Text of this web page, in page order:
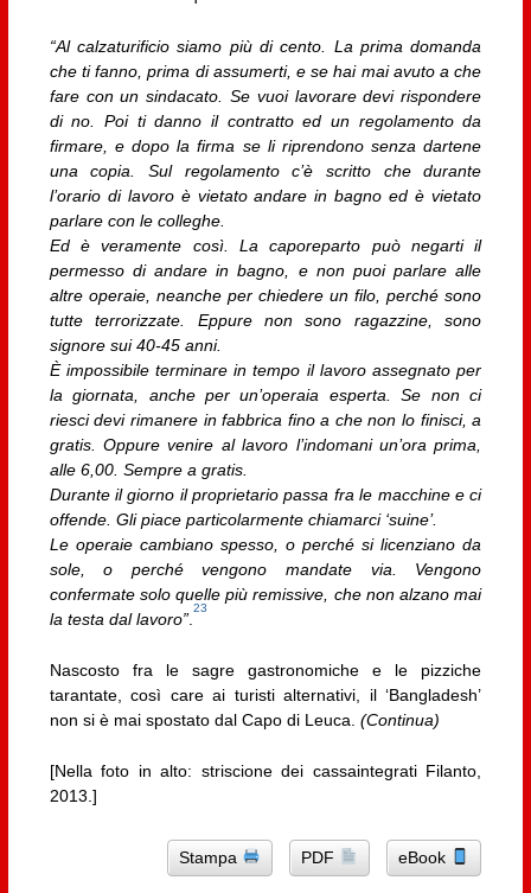
“Al calzaturificio siamo più di cento. La prima domanda
che ti fanno, prima di assumerti, e se hai mai avuto a che
fare con un sindacato. Se vuoi lavorare devi rispondere
di no. Poi ti danno il contratto ed un regolamento da
firmare, e dopo la firma se li riprendono senza dartene
una copia. Sul regolamento c’è scritto che durante
l’orario di lavoro è vietato andare in bagno ed è vietato
parlare con le colleghe.
Ed è veramente così. La caporeparto può negarti il
permesso di andare in bagno, e non puoi parlare alle
altre operaie, neanche per chiedere un filo, perché sono
tutte terrorizzate. Eppure non sono ragazzine, sono
signore sui 40-45 anni.
È impossibile terminare in tempo il lavoro assegnato per
la giornata, anche per un’operaia esperta.Se non ci
riesci devi rimanere in fabbrica fino a che non lo finisci, a
gratis. Oppure venire al lavoro l’indomani un’ora prima,
alle 6,00. Sempre a gratis.
Durante il giorno il proprietario passa fra le macchine e ci
offende. Gli piace particolarmente chiamarci ‘suine’.
Le operaie cambiano spesso, o perché si licenziano da
sole, o perché vengono mandate via. Vengono
confermate solo quelle più remissive, che non alzano mai
la testa dal lavoro”.
23
Nascosto fra le sagre gastronomiche e le pizziche
tarantate, così care ai turisti alternativi, il ‘Bangladesh’
non si è mai spostato dal Capo di Leuca. (Continua)
[Nella foto in alto: striscione dei cassaintegrati Filanto,
2013.]
Stampa PDF eBook